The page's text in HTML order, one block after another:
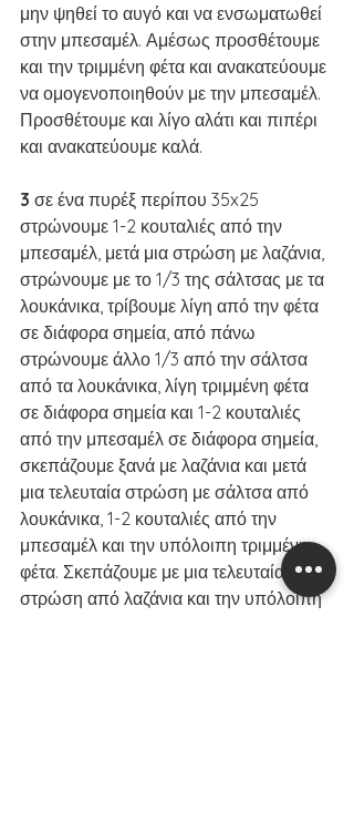
μην ψηθεί το αυγό και να ενσωματωθεί
στην μπεσαμέλ. Αμέσως προσθέτουμε
και την τριμμένη φέτα και ανακατεύουμε
να ομογενοποιηθούν με την μπεσαμέλ.
Προσθέτουμε και λίγο αλάτι και πιπέρι
και ανακατεύουμε καλά.
3 σε ένα πυρέξ περίπου 35x25
στρώνουμε 1-2 κουταλιές από την
μπεσαμέλ, μετά μια στρώση με λαζάνια,
στρώνουμε με το 1/3 της σάλτσας με τα
λουκάνικα, τρίβουμε λίγη από την φέτα
σε διάφορα σημεία, από πάνω
στρώνουμε άλλο 1/3 από την σάλτσα
από τα λουκάνικα, λίγη τριμμένη φέτα
σε διάφορα σημεία και 1-2 κουταλιές
από την μπεσαμέλ σε διάφορα σημεία,
σκεπάζουμε ξανά με λαζάνια και μετά
μια τελευταία στρώση με σάλτσα από
λουκάνικα, 1-2 κουταλιές από την
μπεσαμέλ και την υπόλοιπη τριμμένη
φέτα. Σκεπάζουμε με μια τελευταία
στρώση από λαζάνια και την υπόλοιπη